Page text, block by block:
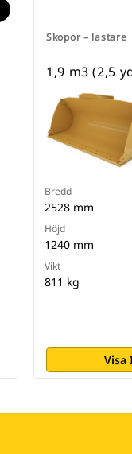
Skopor – lastare
1,9 m3 (2,5
Bredd
2528 mm
Höjd
1240 mm
Vikt
811 kg
Visa